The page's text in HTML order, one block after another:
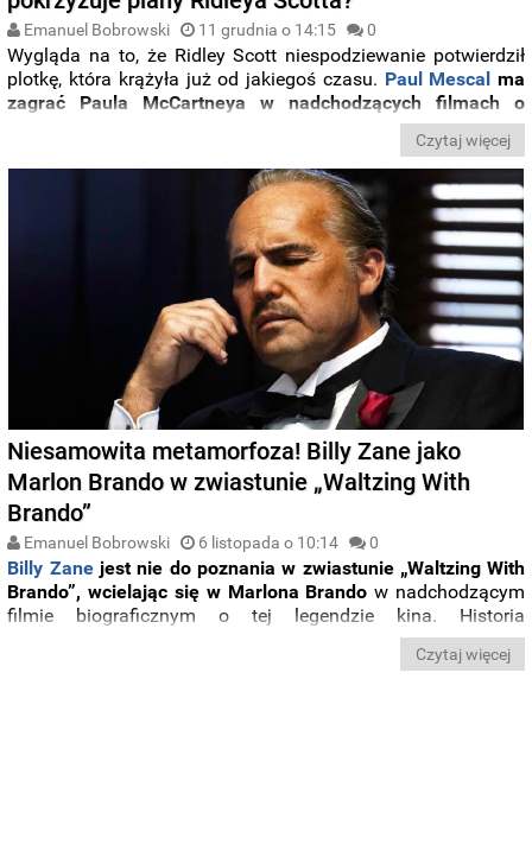
Emanuel Bobrowski 11 grudnia o 14:15 0
Wygląda na to, że Ridley Scott niespodziewanie potwierdził
plotkę, która krążyła już od jakiegoś czasu. Paul Mescal ma
zagrać Paula McCartneya w nadchodzących filmach o
Czytaj więcej
Niesamowita metamorfoza! Billy Zane jako
Marlon Brando w zwiastunie „Waltzing With
Brando”
Emanuel Bobrowski 6 listopada o 10:14 0
Billy Zanejest nie do poznania w zwiastunie „Waltzing With
Brando”, wcielając się w Marlona Brando w nadchodzącym
filmie biograficznym o tej legendzie kina. Historia
ma ukazać aktora w zupełnie nowym
świetle, skupiając się na jego zamiłowaniu do natury,
Czytaj więcej